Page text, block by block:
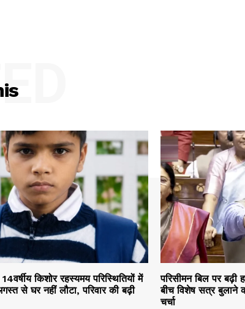
किशोर रहस्यमय परिस्थितियों में
से घर नहीं लौटा, परिवार की बढ़ी
परिसीमन बिल पर
बीच विशेष सत्र बुलाने
चर्चा